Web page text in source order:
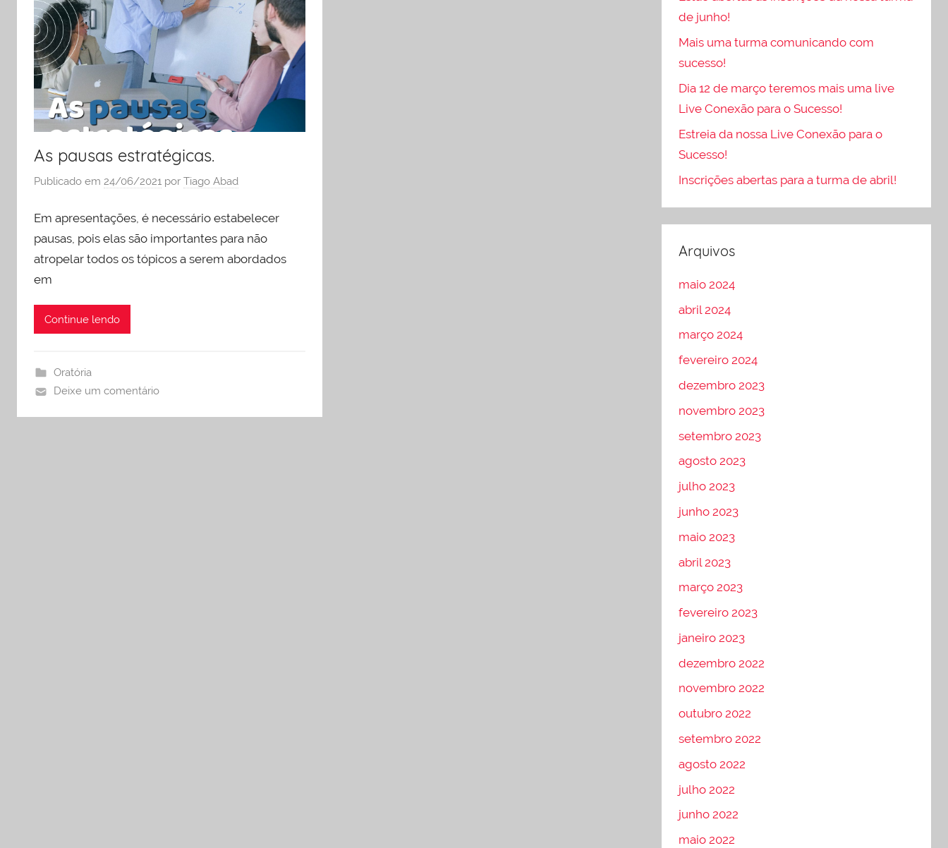
liderança
As pausas estratégicas.
Publicado em 24/06/2021 por Tiago Abad
Em apresentações, é necessário estabelecer
pausas, pois elas são importantes para não
atropelar todos os tópicos a serem abordados
em
Continue lendo
Oratória
Deixe um comentário
de junho!
Mais uma turma comunicando com
sucesso!
Dia 12 de março teremos mais uma live
Live Conexão para o Sucesso!
Estreia da nossa Live Conexão para o
Sucesso!
Inscrições abertas para a turma de abril!
Arquivos
maio 2024
abril 2024
março 2024
fevereiro 2024
dezembro 2023
novembro 2023
setembro 2023
agosto 2023
julho 2023
junho 2023
maio 2023
abril 2023
março 2023
fevereiro 2023
janeiro 2023
dezembro 2022
novembro 2022
outubro 2022
setembro 2022
agosto 2022
julho 2022
junho 2022
maio 2022